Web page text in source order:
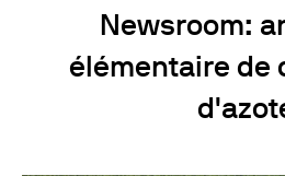
Newsroom:
élémentaire de